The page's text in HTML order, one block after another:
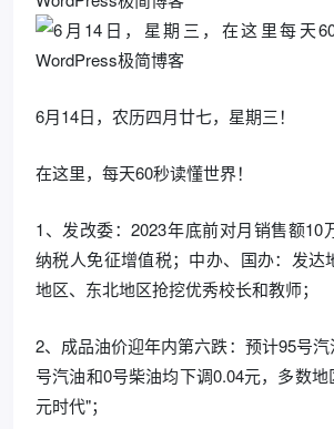
6月14日，农历四月廿七，星期三！
在这里，每天60秒读懂世界！
1、发改委：2023年底前对月销售额10
纳税人免征增值税；中办、国办：发达
地区、东北地区抢挖优秀校长和教师；
2、成品油价迎年内第六跌：预计95号
号汽油和0号柴油均下调0.04元，多数
元时代"；